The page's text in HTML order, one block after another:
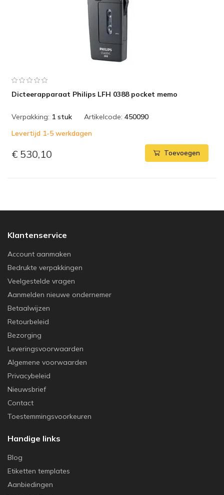
Dicteerapparaat Philips LFH 0388 pocket memo
Verpakking: 1 stuk Artikelcode: 450090
Levertijd 1-5 werkdagen
€ 530,10 Toevoegen
Klantenservice
Account aanmaken
Bedrukte verpakkingen
Veelgestelde vragen
Aanmelden nieuwe ondernemer
Betaalwijzen
Retourbeleid
Bezorging
Leveringsvoorwaarden
Algemene voorwaarden
Privacybeleid
Nieuwsbrief
Contact
Toestemmingsvoorkeuren
Handige links
Blog
Etiketten templates
Aanbiedingen